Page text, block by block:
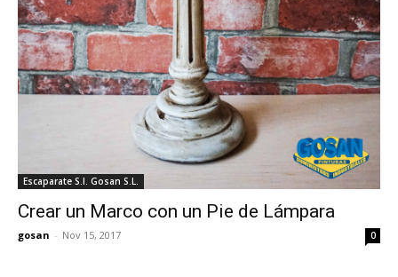
Escaparate S.I. Gosan S.L.
Crear un Marco con un Pie de Lámpara
gosan - Nov 15, 2017 0